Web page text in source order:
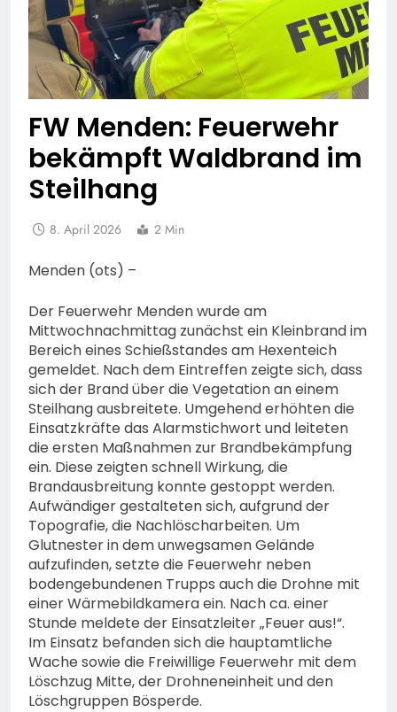
FW Menden: Feuerwehr
bekämpft Waldbrand im
Steilhang
8. April 2026 2 Min
Menden (ots) –
Der Feuerwehr Menden wurde am
Mittwochnachmittag zunächst ein Kleinbrand im
Bereich eines Schießstandes am Hexenteich
gemeldet. Nach dem Eintreffen zeigte sich, dass
sich der Brand über die Vegetation an einem
Steilhang ausbreitete. Umgehend erhöhten die
Einsatzkräfte das Alarmstichwort und leiteten
die ersten Maßnahmen zur Brandbekämpfung
ein. Diese zeigten schnell Wirkung, die
Brandausbreitung konnte gestoppt werden.
Aufwändiger gestalteten sich, aufgrund der
Topografie, die Nachlöscharbeiten. Um
Glutnester in dem unwegsamen Gelände
aufzufinden, setzte die Feuerwehr neben
bodengebundenen Trupps auch die Drohne mit
einer Wärmebildkamera ein. Nach ca. einer
Stunde meldete der Einsatzleiter „Feuer aus!“.
Im Einsatz befanden sich die hauptamtliche
Wache sowie die Freiwillige Feuerwehr mit dem
Löschzug Mitte, der Drohneneinheit und den
Löschgruppen Bösperde.